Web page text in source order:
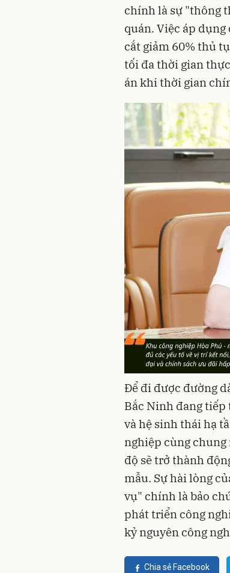
chính là sự "thông
quán. Việc áp
cắt giảm 60% thủ
tối đa thời gian
án khi thời gian
Để đi được đường
Bắc Ninh đang
và hệ sinh thái hạ
nghiệp cùng
độ sẽ trở thành
mẫu. Sự hài lòng
vụ" chính là bảo
phát triển công
kỷ nguyên công
Chia sẻ Facebook